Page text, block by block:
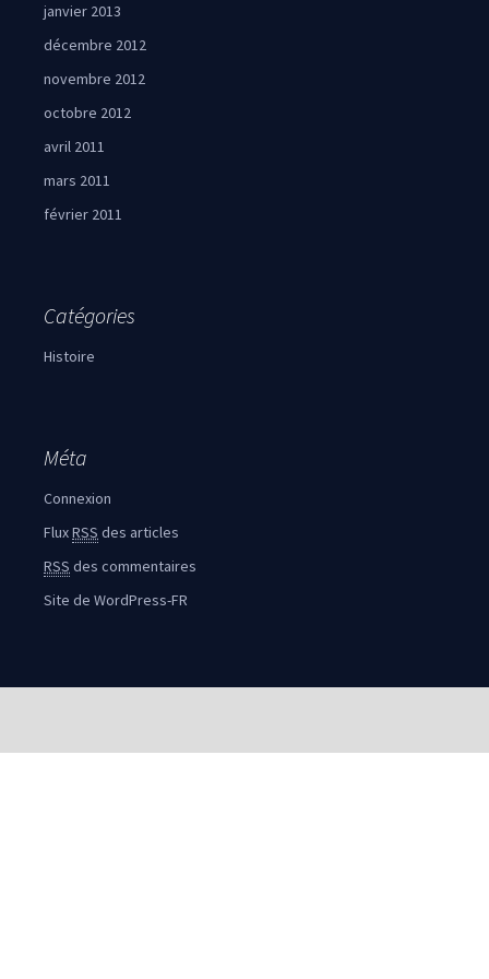
janvier 2013
décembre 2012
novembre 2012
octobre 2012
avril 2011
mars 2011
février 2011
Catégories
Histoire
Méta
Connexion
FluxRSS des articles
RSS des commentaires
Site de WordPress-FR